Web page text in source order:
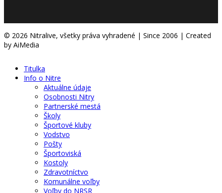
© 2026 Nitralive, všetky práva vyhradené | Since 2006 | Created
by AiMedia
Titulka
Info o Nitre
Aktuálne údaje
Osobnosti Nitry
Partnerské mestá
Školy
Športové kluby
Vodstvo
Pošty
Športoviská
Kostoly
Zdravotníctvo
Komunálne voľby
Voľby do NRSR